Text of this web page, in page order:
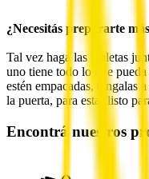
¿Necesitás prepararte
Tal vez haga las maletas
uno tiene todo lo que
estén empacadas, téngalas
la puerta, para estar listo
Encontrá nuestros